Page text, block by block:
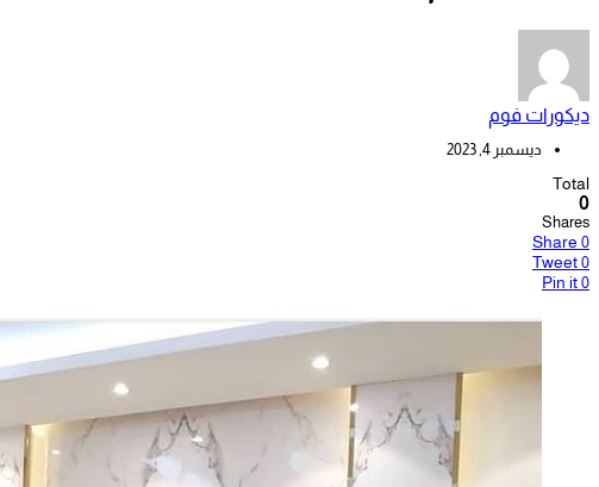
ديكورات فوم
ديسمبر 4, 2023
Total
0
Shares
Share 0
Tweet 0
Pin it 0